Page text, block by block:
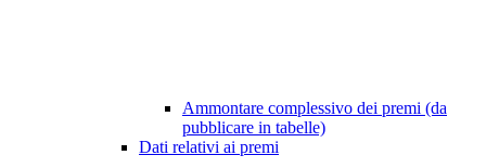
Ammontare complessivo dei premi (da
pubblicare in tabelle)
Dati relativi ai premi